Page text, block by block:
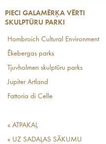
PIECI GALAMĒRĶA VĒRTI
SKULPTŪRU PARKI
Hombroich Cultural Environment
Ēkebergas parks
Tjuvholmen skulptūru parks
Jupiter Artland
Fattoria di Celle
« ATPAKAĻ
« UZ SADAĻAS SĀKUMU